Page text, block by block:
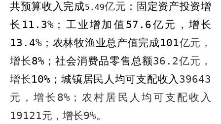
共预算收入完成5.49亿元 ；固定资产投资增
长 11 .3% ；工业增加值 57.6亿元，增长
13.4% ；农林牧渔业总产值完成101亿元，
增长8% ；社会消费品零售总额36.2亿元，
增长10% ；城镇居民人均可支配收入 39643
元，增长 8% ；农村居民人均可支配收入
19121元，增长9%。